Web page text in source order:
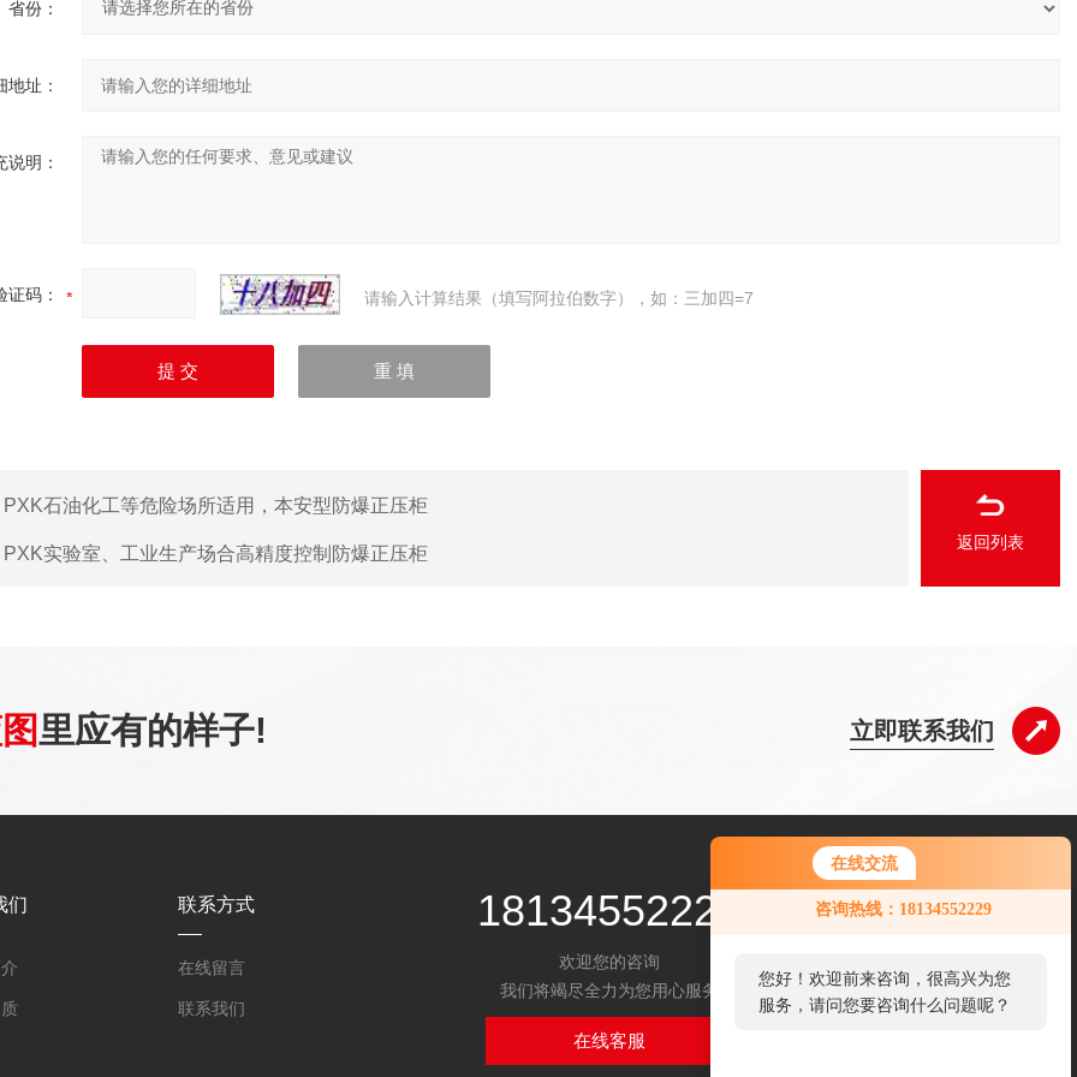
在线交流
咨询热线：18134552229
您好！欢迎前来咨询，很高兴为您
服务，请问您要咨询什么问题呢？
省份：
地址：
说明：
证码： 请输入计算结果（填写阿拉伯数字），如：三加四=7
PXK石油化工等危险场所适用，本安型防爆正压柜
PXK实验室、工业生产场合高精度控制防爆正压柜
返回列表
里应有的样子! 立即联系我们
们 联系方式
在线留言
联系我们
18134552229
欢迎您的咨询
我们将竭尽全力为您用心服务
在线客服